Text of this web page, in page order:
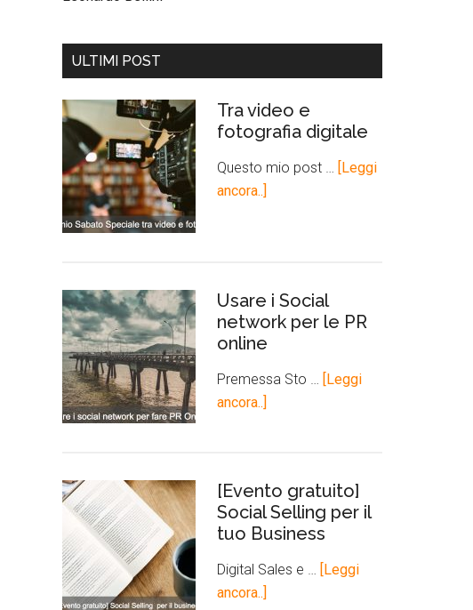
ULTIMI POST
Tra video e
fotografia digitale
Questo mio post …
[Leggi
ancora..]
Usare i Social
network per le PR
online
Premessa Sto …
[Leggi
ancora..]
[Evento gratuito]
Social Selling per il
tuo Business
Digital Sales e …
[Leggi
ancora..]